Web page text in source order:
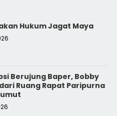
Hukum Jagat Maya
Berujung Baper, Bobby
Ruang Rapat Paripurna